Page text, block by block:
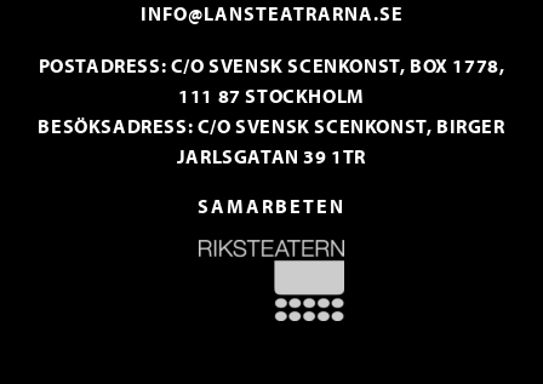
INFO@LANSTEATRARNA.SE
POSTADRESS: C/O SVENSK SCENKONST, BOX 1778,
111 87 STOCKHOLM
BESÖKSADRESS: C/O SVENSK SCENKONST, BIRGER
JARLSGATAN 39 1TR
SAMARBETEN